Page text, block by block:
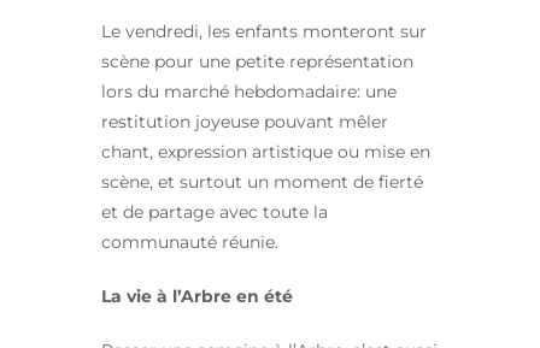
Le vendredi, les enfants monteront sur
scène pour une petite représentation
lors du marché hebdomadaire: une
restitution joyeuse pouvant mêler
chant, expression artistique ou mise en
scène, et surtout un moment de fierté
et de partage avec toute la
communauté réunie.
La vie à l’Arbre en été